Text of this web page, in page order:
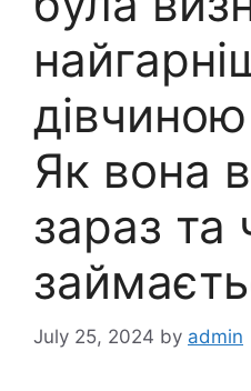
дівчиною
Як вона
зараз та
July 25, 2024 by admin